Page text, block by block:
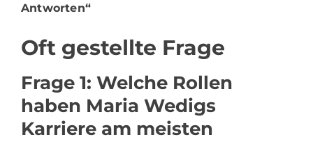
Antworten“
Oft gestellte Frage
Frage 1: Welche Rollen
haben Maria Wedigs
Karriere am meisten